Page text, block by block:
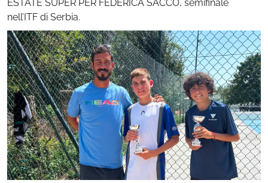
ESTATE SUPER PER FEDERICA SACCO, semifinale
nell’ITF di Serbia.